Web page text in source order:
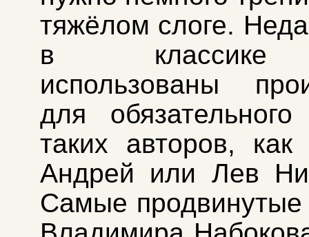
тяжёлом слоге.
в
использованы
для обязательного
таких авторов, как
Андрей или Лев
Самые